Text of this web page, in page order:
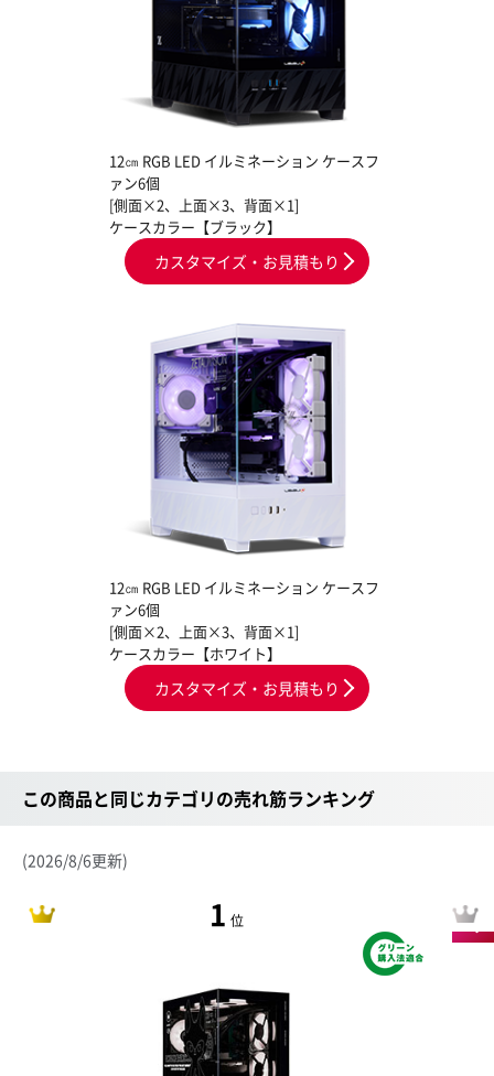
12㎝ RGB LED イルミネーション ケースフ
ァン6個
[側面×2、上面×3、背面×1]
ケースカラー【ブラック】
カスタマイズ・お見積もり
12㎝ RGB LED イルミネーション ケースフ
ァン6個
[側面×2、上面×3、背面×1]
ケースカラー【ホワイト】
カスタマイズ・お見積もり
この商品と同じカテゴリの売れ筋ランキング
(2026/8/6更新)
1 位 NEW